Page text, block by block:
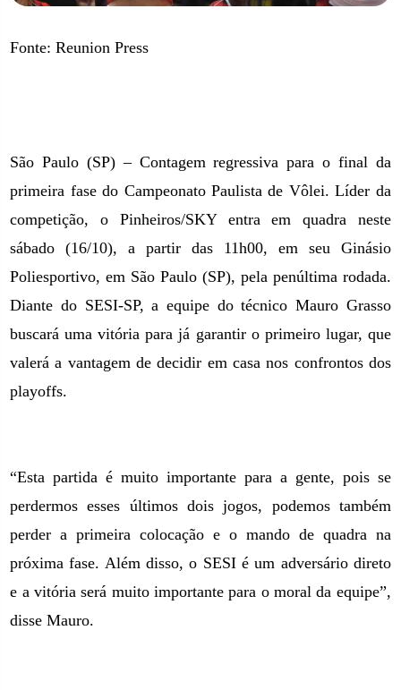
Fonte: Reunion Press
São Paulo (SP) – Contagem regressiva para o final da
primeira fase do Campeonato Paulista de Vôlei. Líder da
competição, o Pinheiros/SKY entra em quadra neste
sábado (16/10), a partir das 11h00, em seu Ginásio
Poliesportivo, em São Paulo (SP), pela penúltima rodada.
Diante do SESI-SP, a equipe do técnico Mauro Grasso
buscará uma vitória para já garantir o primeiro lugar, que
valerá a vantagem de decidir em casa nos confrontos dos
playoffs.
“Esta partida é muito importante para a gente, pois se
perdermos esses últimos dois jogos, podemos também
perder a primeira colocação e o mando de quadra na
próxima fase. Além disso, o SESI é um adversário direto
e a vitória será muito importante para o moral da equipe”,
disse Mauro.